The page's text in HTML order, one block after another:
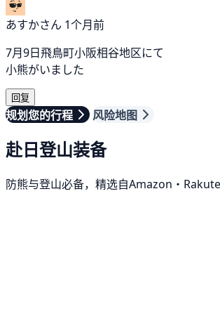
あすかさん 1个月前
7月9日飛鳥町小阪相谷地区にて
小熊がいました
回复
规划您的行程 风险地图
赴日登山装备
防熊与登山必备，精选自Amazon・